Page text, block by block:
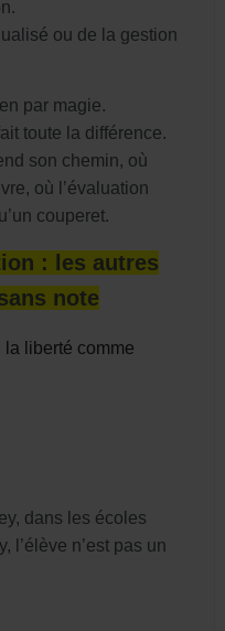
ou de la gestion
par magie.
toute la différence.
son chemin, où
où l’évaluation
couperet.
: les autres
note
la liberté comme
dans les écoles
l’élève n’est pas un